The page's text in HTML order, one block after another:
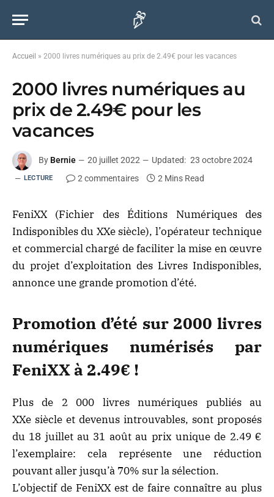
Accueil » 2000 livres numériques au prix de 2.49€ pour les vacances
2000 livres numériques au
prix de 2.49€ pour les
vacances
By Bernie 20 juillet 2022 Updated: 23 octobre 2024
LECTURE 2 commentaires 2 Mins Read
FeniXX (Fichier des Éditions Numériques des
Indisponibles du XXe siècle), l’opérateur technique
et commercial chargé de faciliter la mise en œuvre
du projet d’exploitation des Livres Indisponibles,
annonce une grande promotion d’été.
Promotion d’été sur 2000 livres
numériques numérisés par
FeniXX à 2.49€ !
Plus de 2 000 livres numériques publiés au
XXe siècle et devenus introuvables, sont proposés
du 18 juillet au 31 août au prix unique de 2.49 €
l’exemplaire: cela représente une réduction
pouvant aller jusqu’à 70% sur la sélection.
L’objectif de FeniXX est de faire connaître au plus